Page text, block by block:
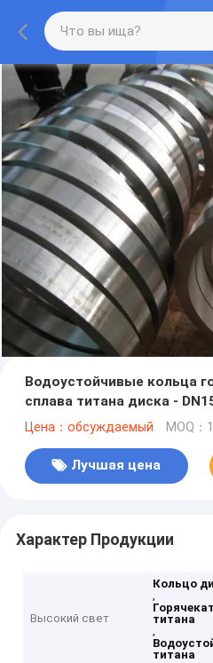
Водоустойчивые кольца
сплава титана диска -
Цена：обсуждаемый MOQ：
Лучшая цена
Характер Продукции
Высокий свет
Кольцо
,
титана
,
титана